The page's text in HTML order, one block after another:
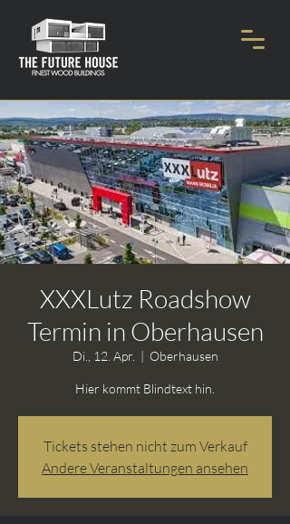
XXXLutz Roadshow
Termin in Oberhausen
Di., 12. Apr.
  |
Oberhausen
Hier kommt Blindtext hin.
Tickets stehen nicht zum Verkauf
Andere Veranstaltungen ansehen